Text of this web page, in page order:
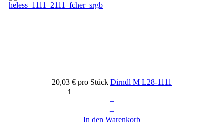
20,03 € pro Stück Dirndl M L28-1111
+
–
In den Warenkorb